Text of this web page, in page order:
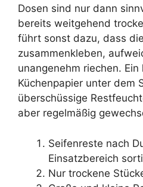
Dosen sind nur dann
bereits weitgehend
führt sonst dazu, dass
zusammenkleben,
unangenehm riechen. Ein
Küchenpapier unter dem
überschüssige
aber regelmäßig
Seifenreste nach
Einsatzbereich
Nur trockene